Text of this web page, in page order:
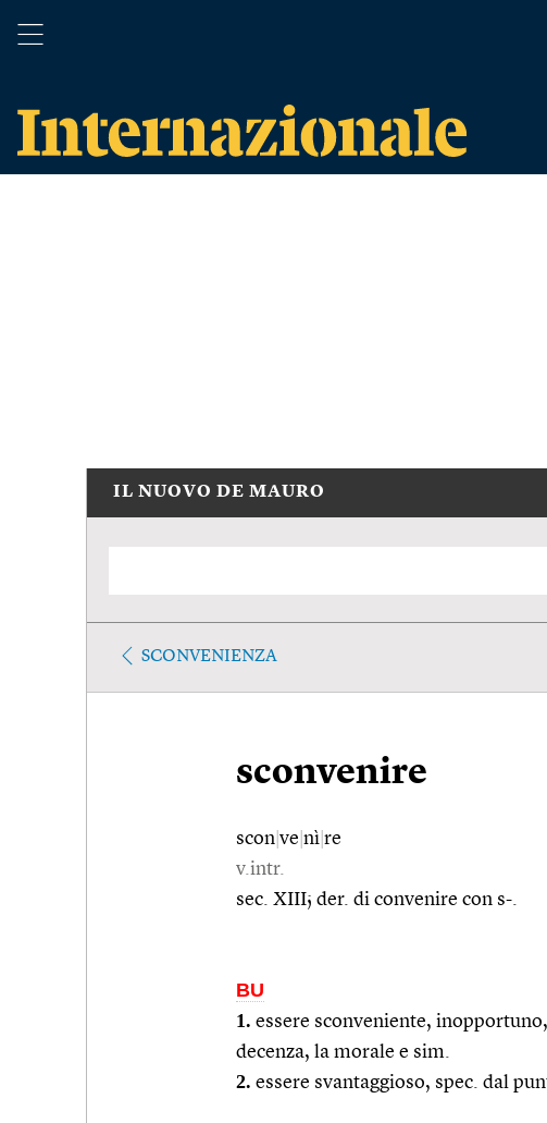
IL NUOVO DE MAURO
SCONVENIENZA
sconvenire
scon ve nì re
v.intr.
sec. XIII; der. di convenire con s-.
BU
1. essere sconveniente,
decenza, la morale e sim.
2. essere svantaggioso, spec. dal